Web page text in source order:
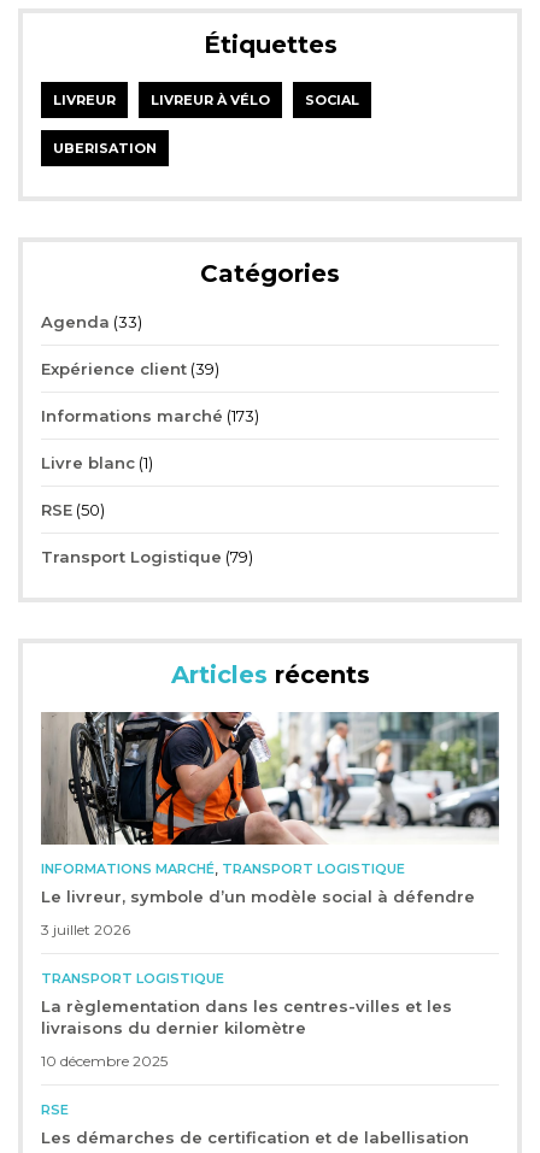
Étiquettes
LIVREUR LIVREUR À VÉLO SOCIAL
UBERISATION
Catégories
Agenda (33)
Expérience client (39)
Informations marché (173)
Livre blanc (1)
RSE (50)
Transport Logistique (79)
Articles récents
INFORMATIONS MARCHÉ TRANSPORT LOGISTIQUE
Le livreur, symbole d’un modèle social à défendre
3 juillet 2026
TRANSPORT LOGISTIQUE
La règlementation dans les centres-villes et les
livraisons du dernier kilomètre
10 décembre 2025
RSE
Les démarches de certification et de labellisation